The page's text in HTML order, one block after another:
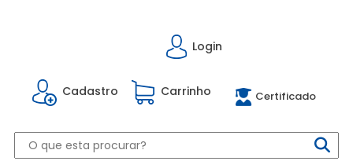
Login
Cadastro Carrinho Certificado